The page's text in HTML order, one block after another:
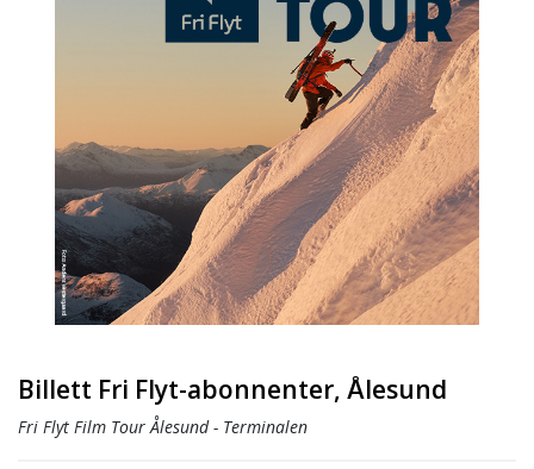
Billett Fri Flyt-abonnenter, Ålesund
Fri Flyt Film Tour Ålesund - Terminalen